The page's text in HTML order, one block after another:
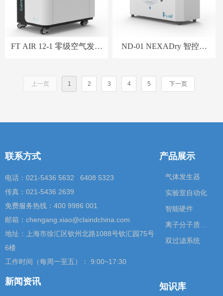
FT AIR 12-1 零级空气发生
ND-01 NEXADry 智控速
上一页 1 2 3 4 5 下一页
联系方式
电话：021-5436 5632 6408 5323
传真：021-5436 2639
免费服务热线：400 9986 001
邮箱：chengang.xiao@claindchina.com
地址：上海市徐汇区钦州北路1088号钦汇园75号
6楼
工作时间（每周一至五）： 9:00~17:30
产品展示
气体发生器
实验室自动化
智能硬件
离子分子质谱仪
双过滤系统
新闻资讯 知识库